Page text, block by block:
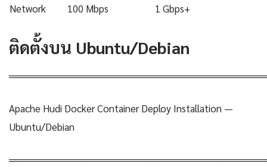
Network 100 Mbps 1 Gbps+
ติดตั้งบน Ubuntu/Debian
Apache Hudi Docker Container Deploy Installation —
Ubuntu/Debian